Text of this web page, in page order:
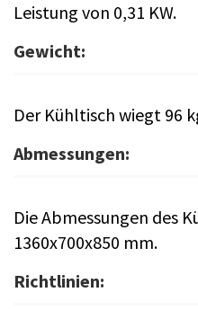
Leistung von 0,31 KW.
Gewicht:
Der Kühltisch wiegt 96
Abmessungen:
Die Abmessungen des
1360x700x850 mm.
Richtlinien: